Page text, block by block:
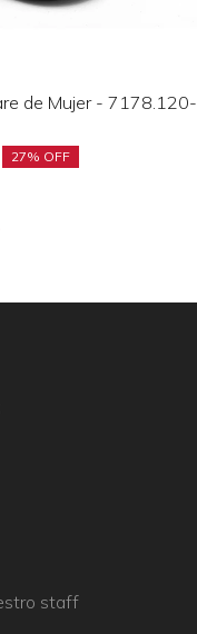
de Mujer - 7178.120-
27
staff